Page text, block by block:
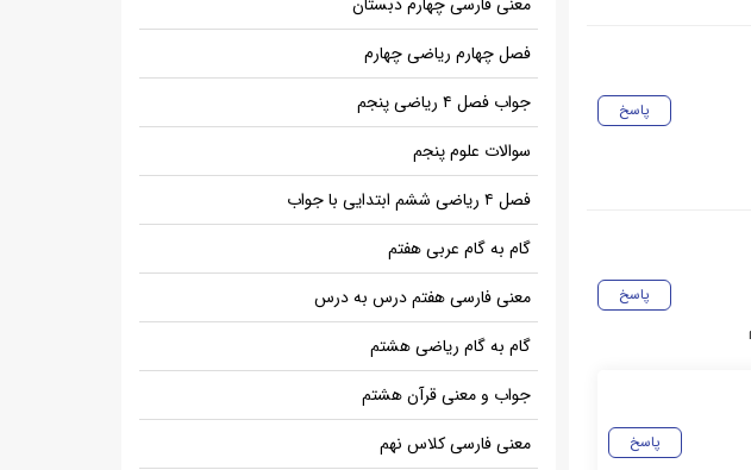
پاسخ
پاسخ
پاسخ
فصل چهارم ریاضی چهارم
جواب فصل ۴ ریاضی پنجم
سوالات علوم پنجم
فصل ۴ ریاضی ششم ابتدایی با جواب
گام به گام عربی هفتم
معنی فارسی هفتم درس به درس
گام به گام ریاضی هشتم
جواب و معنی قرآن هشتم
معنی فارسی کلاس نهم